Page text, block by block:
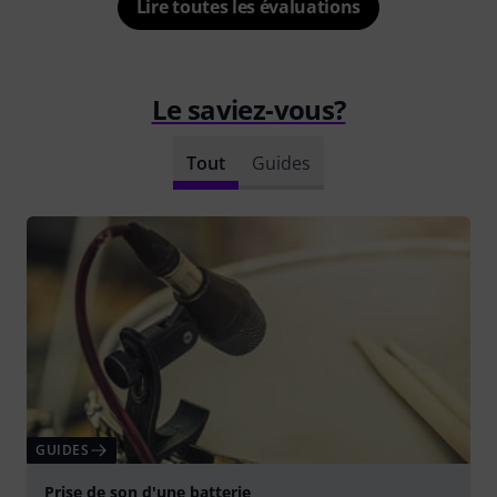
Lire toutes les évaluations
Le saviez-vous?
Tout Guides
GUIDES
Prise de son d'une batterie